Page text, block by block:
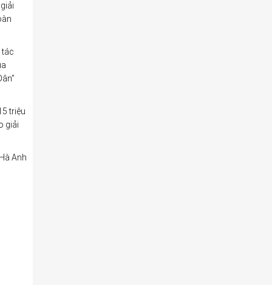
tác
triệu
giải
Anh